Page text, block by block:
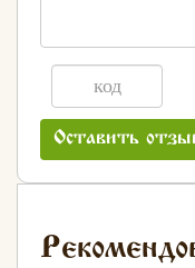
Оставить